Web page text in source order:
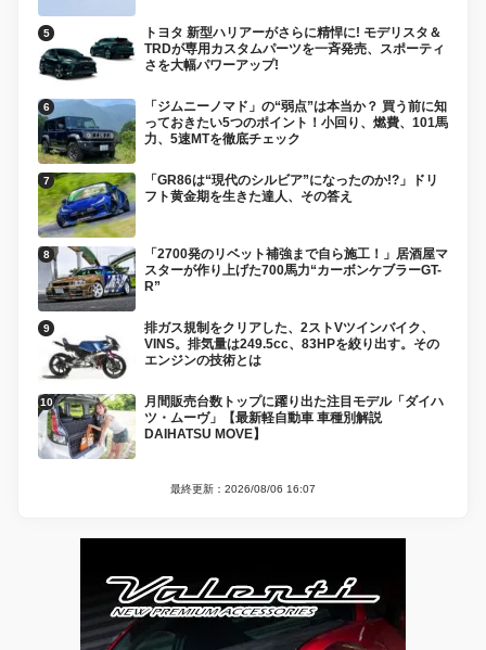
トヨタ 新型ハリアーがさらに精悍に! モデリスタ＆
TRDが専用カスタムパーツを一斉発売、スポーティ
さを大幅パワーアップ!
「ジムニーノマド」の“弱点”は本当か？ 買う前に知
っておきたい5つのポイント！小回り、燃費、101馬
力、5速MTを徹底チェック
「GR86は“現代のシルビア”になったのか!?」ドリ
フト黄金期を生きた達人、その答え
「2700発のリベット補強まで自ら施工！」居酒屋マ
スターが作り上げた700馬力“カーボンケブラーGT-
R”
排ガス規制をクリアした、2ストVツインバイク、
VINS。排気量は249.5cc、83HPを絞り出す。その
エンジンの技術とは
月間販売台数トップに躍り出た注目モデル「ダイハ
ツ・ムーヴ」【最新軽自動車 車種別解説
DAIHATSU MOVE】
最終更新：2026/08/06 16:07